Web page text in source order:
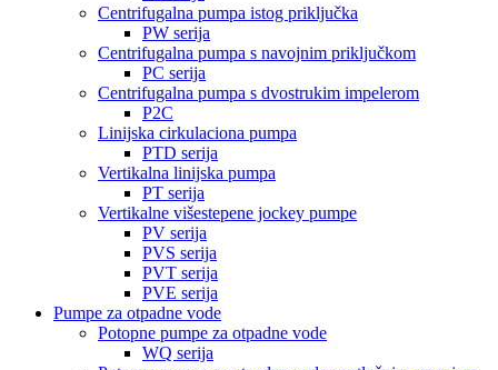
Centrifugalna pumpa istog priključka
PW serija
Centrifugalna pumpa s navojnim priključkom
PC serija
Centrifugalna pumpa s dvostrukim impelerom
P2C
Linijska cirkulaciona pumpa
PTD serija
Vertikalna linijska pumpa
PT serija
Vertikalne višestepene jockey pumpe
PV serija
PVS serija
PVT serija
PVE serija
Pumpe za otpadne vode
Potopne pumpe za otpadne vode
WQ serija